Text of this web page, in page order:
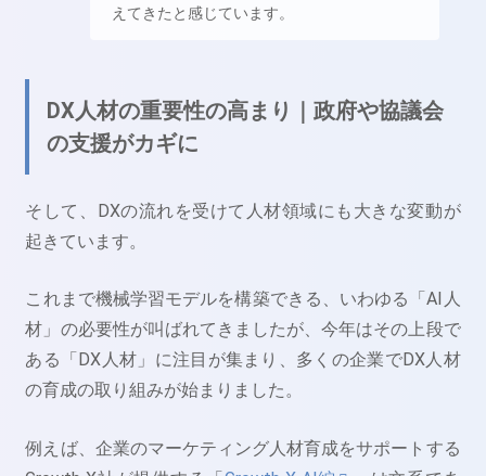
えてきたと感じています。
DX人材の重要性の高まり｜政府や協議会
の支援がカギに
そして、DXの流れを受けて人材領域にも大きな変動が
起きています。
これまで機械学習モデルを構築できる、いわゆる「AI人
材」の必要性が叫ばれてきましたが、今年はその上段で
ある「DX人材」に注目が集まり、多くの企業でDX人材
の育成の取り組みが始まりました。
例えば、企業のマーケティング人材育成をサポートする